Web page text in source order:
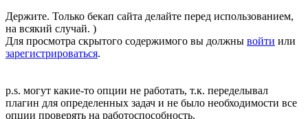
Держите. Только бекап сайта делайте перед использованием,
на всякий случай. )
Для просмотра скрытого содержимого вы должны войти или
зарегистрироваться.
p.s. могут какие-то опции не работать, т.к. переделывал
плагин для определенных задач и не было необходимости все
опции проверять на работоспособность.